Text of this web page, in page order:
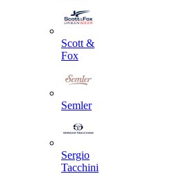
Scott &
Fox
Semler
Sergio
Tacchini